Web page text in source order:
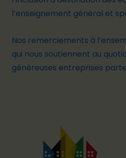
l’enseignement général et
Nos remerciements à
qui nous soutiennent au
généreuses entreprises